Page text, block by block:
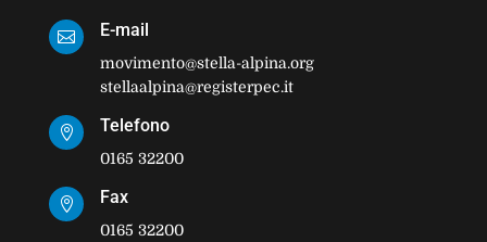
 E-mail
movimento@stella-alpina.org
stellaalpina@registerpec.it
 Telefono
0165 32200
 Fax
0165 32200